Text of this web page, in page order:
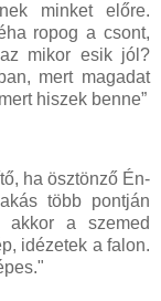
minket előre.
ropog a csont,
mikor esik jól?
mert magadat
hiszek benne”
ha ösztönző Én-
több pontján
akkor a szemed
idézetek a falon.